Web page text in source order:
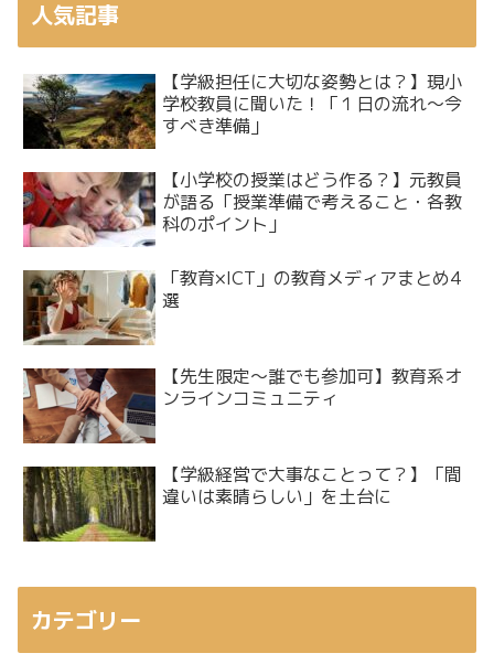
人気記事
【学級担任に大切な姿勢とは？】現小
学校教員に聞いた！「１日の流れ〜今
すべき準備」
【小学校の授業はどう作る？】元教員
が語る「授業準備で考えること・各教
科のポイント」
「教育×ICT」の教育メディアまとめ4
選
【先生限定～誰でも参加可】教育系オ
ンラインコミュニティ
【学級経営で大事なことって？】「間
違いは素晴らしい」を土台に
カテゴリー